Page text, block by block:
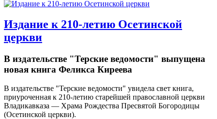
Издание к 210-летию Осетинской
церкви
В издательстве "Терские ведомости" выпущена
новая книга Феликса Киреева
В издательстве "Терские ведомости" увидела свет книга,
приуроченная к 210-летию старейшей православной церкви
Владикавказа — Храма Рождества Пресвятой Богородицы
(Осетинской церкви).